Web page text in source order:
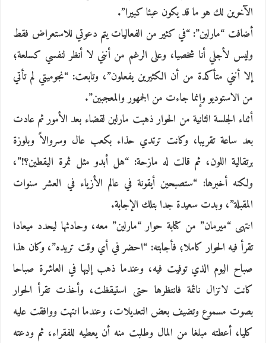
الآخرين لك هو ما قد يكون عبئا كبيرا”.
أضافت “مارلين”: “في كثير من الفعاليات يتم دعوتي للاستعراض فقط
وليس لأجلي أنا شخصيا، وعلى الرغم من أنني لا أنظر لنفسي كسلعة؛
إلا أنني متأكدة من أن الكثيرين يفعلون”، وتابعت: “نجوميتي لم تأتي
من الاستوديو وإنما جاءت من الجمهور والمعجبين”.
أثناء الجلسة الثانية من الحوار ذهبت مارلين لقضاء بعد الأمور ثم عادت
بعد ساعة تقريبا، وكانت ترتدي حذاء بكعب عال وسروالاً وبلوزة
برتقالية اللون، ثم قالت له مازحة: “هل أبدو مثل ثمرة اليقطين؟!”،
ولكنه أخبرها: “ستصبحين أيقونة في عالم الأزياء في العشر سنوات
المقبلة”، وبدت سعيدة جدا بتلك الإجابة.
انتهى “ميرمان” من كتابة حوار “مارلين” معه، وحادثها ليحدد ميعادا
تقرأ فيه الحوار كاملا؛ فأجابته: “احضر في أي وقت تريده”، وكان هذا
صباح اليوم الذي توفيت فيه، وعندما ذهب إليها في العاشرة صباحا
كانت لاتزال نائمة فانتظرها حتى استيقظت، وأخذت تقرأ الحوار
بصوت مسموع وتضيف بعض التعديلات، وعندما انتهت ووافقت عليه
كليا، أعطته مبلغا من المال وطلبت منه أن يعطيه للفقراء، ثم ودعته